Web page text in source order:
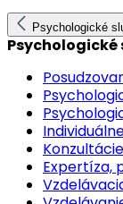
Psychologické
Psychologické
Expertíza,